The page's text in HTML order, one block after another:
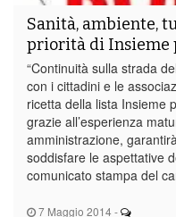
7 Maggio 2014 -
Sanità, ambiente,
priorità di Insieme
“Continuità sulla strada
con i cittadini e le
ricetta della lista Insieme
grazie all’esperienza
amministrazione,
soddisfare le aspettative
comunicato stampa del